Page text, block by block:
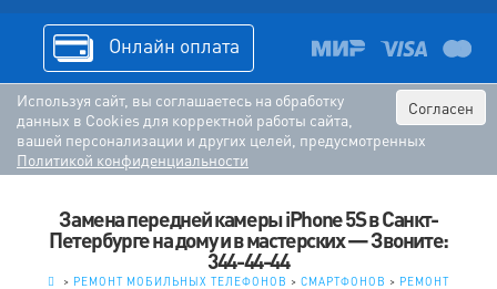
Онлайн оплата
Согласен
Используя сайт, вы соглашаетесь на обработку
данных в Cookies для корректной работы сайта,
вашей персонализации и других целей, предусмотренных
Политикой конфиденциальности
Замена передней камеры iPhone 5S в Санкт-
Петербурге на дому и в мастерских — Звоните:
344-44-44
> РЕМОНТ МОБИЛЬНЫХ ТЕЛЕФОНОВ > СМАРТФОНОВ > РЕМОНТ